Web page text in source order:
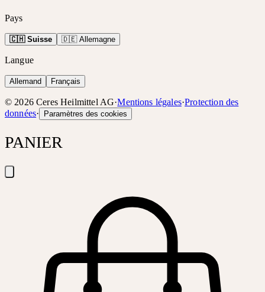
Pays
🇨🇭 Suisse 🇩🇪 Allemagne
Langue
Allemand Français
© 2026 Ceres Heilmittel AG·Mentions légales·Protection des
données· Paramètres des cookies
PANIER